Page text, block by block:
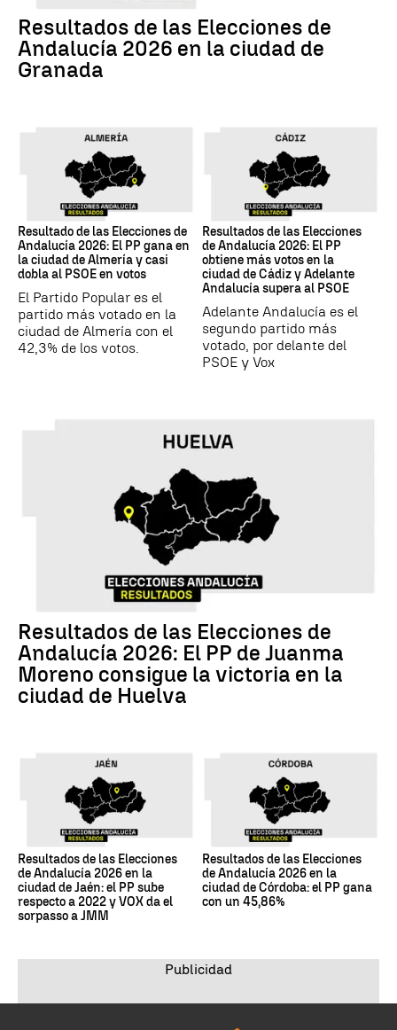
Resultados de las Elecciones de
Andalucía 2026 en la ciudad de
Granada
Resultado de las Elecciones de
Andalucía 2026: El PP gana en
la ciudad de Almería y casi
dobla al PSOE en votos
El Partido Popular es el
partido más votado en la
ciudad de Almería con el
42,3% de los votos.
Resultados de las Elecciones
de Andalucía 2026: El PP
obtiene más votos en la
ciudad de Cádiz y Adelante
Andalucía supera al PSOE
Adelante Andalucía es el
segundo partido más
votado, por delante del
PSOE y Vox
Resultados de las Elecciones de
Andalucía 2026: El PP de Juanma
Moreno consigue la victoria en la
ciudad de Huelva
Resultados de las Elecciones
de Andalucía 2026 en la
ciudad de Jaén: el PP sube
respecto a 2022 y VOX da el
sorpasso a JMM
Resultados de las Elecciones
de Andalucía 2026 en la
ciudad de Córdoba: el PP gana
con un 45,86%